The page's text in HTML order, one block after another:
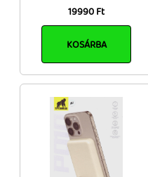
19990 Ft
KOSÁRBA